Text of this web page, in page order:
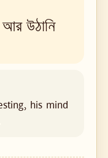
আর উঠানি
his mind